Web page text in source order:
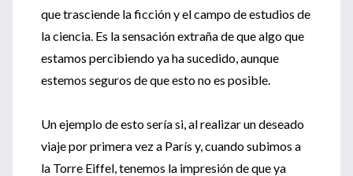
que trasciende la ficción y el campo de estudios de
la ciencia. Es la sensación extraña de que algo que
estamos percibiendo ya ha sucedido, aunque
estemos seguros de que esto no es posible.
Un ejemplo de esto sería si, al realizar un deseado
viaje por primera vez a París y, cuando subimos a
la Torre Eiffel, tenemos la impresión de que ya